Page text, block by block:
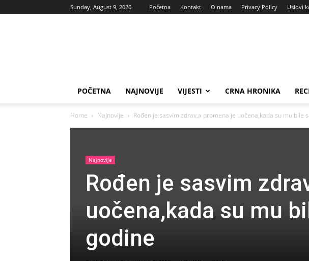
Sunday, August 9, 2026 Početna Kontakt O nama Privacy Policy Uslovi
POČETNA NAJNOVIJE VIJESTI CRNA HRONIKA
Home Najnovije Rođen je sasvim zdrav,a promena je uočena,kada su mu bile
Najnovije
Rođen je sasvim
uočena,kada su mu
godine